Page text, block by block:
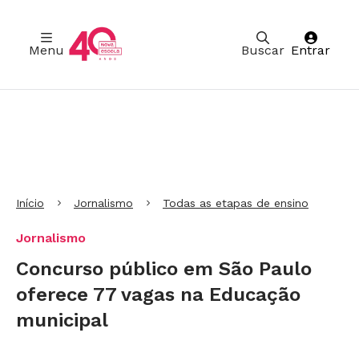
Buscar
Menu Entrar
Início Jornalismo Todas as etapas de ensino
Jornalismo
Concurso público em São Paulo
oferece 77 vagas na Educação
municipal